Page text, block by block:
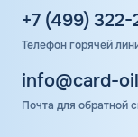
+7 (499)
Телефон горячей
info@card-
Почта для обратной